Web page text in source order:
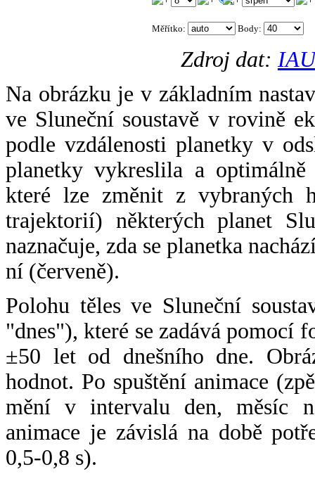
Měřítko: Body:
Zdroj dat:
Na obrázku je v základním
ve Sluneční soustavě v rovině
podle vzdálenosti planetky v
planetky vykreslila a
které lze změnit z vybraných
trajektorií) některých planet
naznačuje, zda se planetka
ní (červeně).
Polohu těles ve Sluneční
"dnes"), které se zadává pomocí
±50 let od dnešního dne.
hodnot. Po spuštění animace
mění v intervalu den, měsíc
animace je závislá na době
0,5-0,8 s).